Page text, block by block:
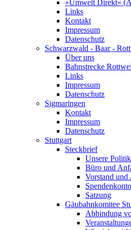
»Umwelt Direkt«
Links
Kontakt
Impressum
Datenschutz
Schwarzwald - Baar -
Über uns
Bahnstrecke
Links
Impressum
Datenschutz
Sigmaringen
Kontakt
Impressum
Datenschutz
Stuttgart
Steckbrief
Unsere Politik
Büro und
Vorstand und
Spendenkonto
Satzung
Gäubahnkomitee
Abbindung